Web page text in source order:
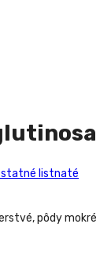
listnaté
pôdy mokré